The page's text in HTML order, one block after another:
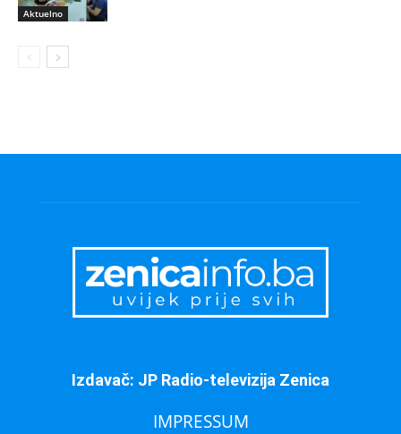
Aktuelno
Izdavač: JP Radio-televizija Zenica
IMPRESSUM